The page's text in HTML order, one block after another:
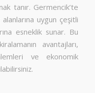
tanır. Germencik’te
uygun çeşitli
esneklik sunar. Bu
avantajları,
ve ekonomik